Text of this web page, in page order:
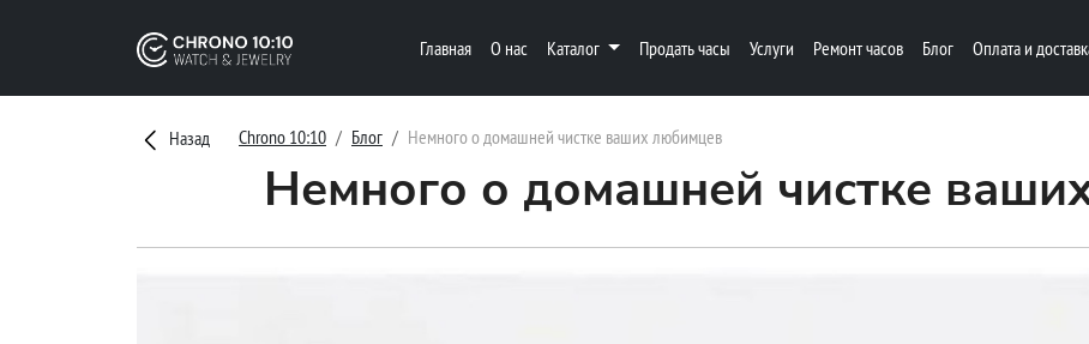
Главная О нас Каталог Продать часы Услуги Ремонт часов Блог Оплата и
Назад Chrono 10:10 Блог Немного о домашней чистке ваших любимцев
Немного о домашней чистке